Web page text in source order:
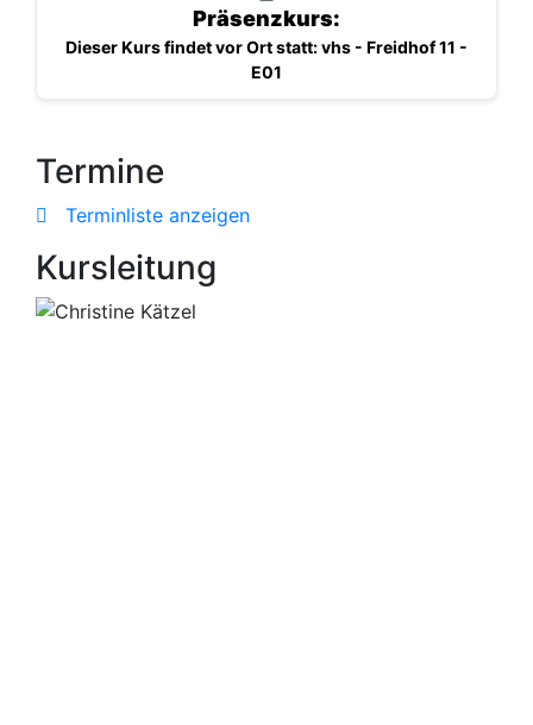
Präsenzkurs:
Dieser Kurs findet vor Ort statt: vhs - Freidhof 11 -
E01
Termine
Terminliste anzeigen
Kursleitung